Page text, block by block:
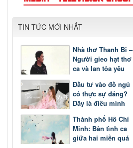
TIN TỨC MỚI NHẤT
Nhà thơ Thanh Bi –
Người gieo hạt thơ
ca và lan tỏa yêu
Đầu tư vào đồ ngủ
có thực sự đáng?
Đây là điều mình
thời gian
Thành phố Hồ Chí
Minh: Bản tình ca
giữa hai miền quá